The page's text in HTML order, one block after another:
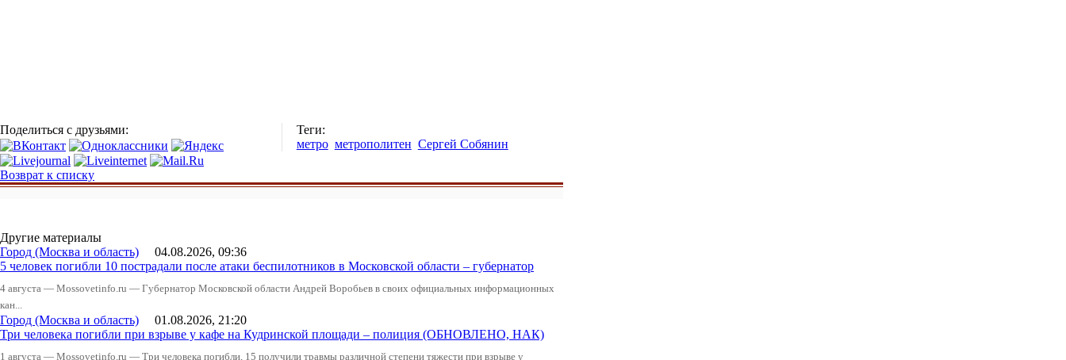
Поделиться с друзьями:
Теги:
метро метрополитен Сергей Собянин
Возврат к списку
Другие материалы
Город (Москва и область) 04.08.2026, 09:36
5 человек погибли 10 пострадали после атаки беспилотников в Московской области – губернатор
4 августа — Mossovetinfo.ru — Губернатор Московской области Андрей Воробьев в своих официальных информационных
кан...
Город (Москва и область) 01.08.2026, 21:20
Три человека погибли при взрыве у кафе на Кудринской площади – полиция (ОБНОВЛЕНО, НАК)
1 августа — Mossovetinfo.ru — Три человека погибли, 15 получили травмы различной степени тяжести при взрыве у